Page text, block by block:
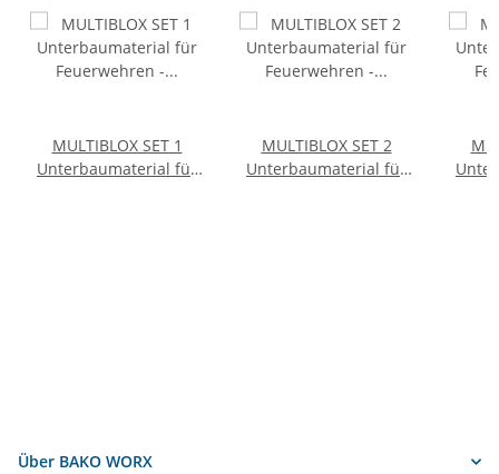
MULTIBLOX SET 1
Unterbaumaterial für
MULTIBLOX SET 2
Unterbaumaterial für
Über BAKO WORX